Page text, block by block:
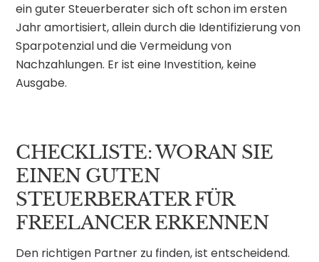
ein guter Steuerberater sich oft schon im ersten
Jahr amortisiert, allein durch die Identifizierung von
Sparpotenzial und die Vermeidung von
Nachzahlungen. Er ist eine Investition, keine
Ausgabe.
CHECKLISTE: WORAN SIE
EINEN GUTEN
STEUERBERATER FÜR
FREELANCER ERKENNEN
Den richtigen Partner zu finden, ist entscheidend.